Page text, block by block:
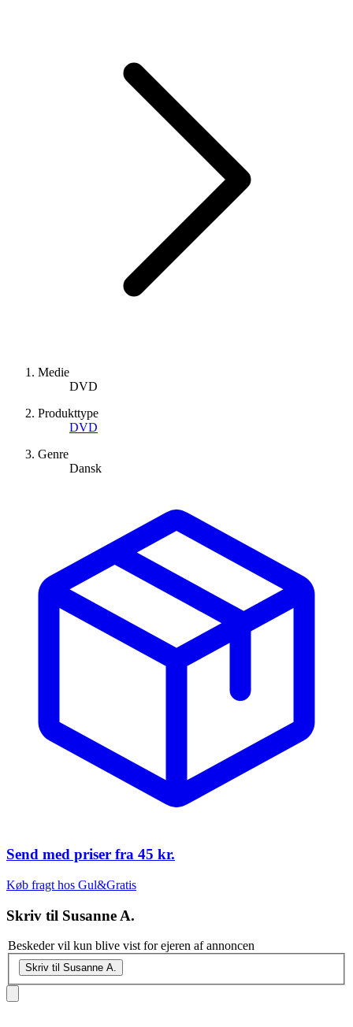
Medie
DVD
Produkttype
DVD
Genre
Dansk
Send med priser fra 45 kr.
Køb fragt hos Gul&Gratis
Skriv til Susanne A.
Beskeder vil kun blive vist for ejeren af annoncen
Skriv til Susanne A.